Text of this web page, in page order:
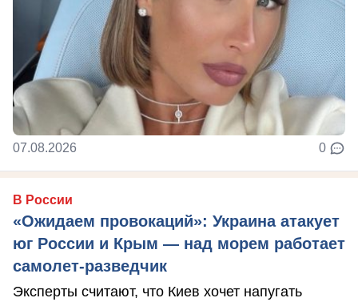
07.08.2026 0
В России
«Ожидаем провокаций»: Украина атакует
юг России и Крым — над морем работает
самолет-разведчик
Эксперты считают, что Киев хочет напугать